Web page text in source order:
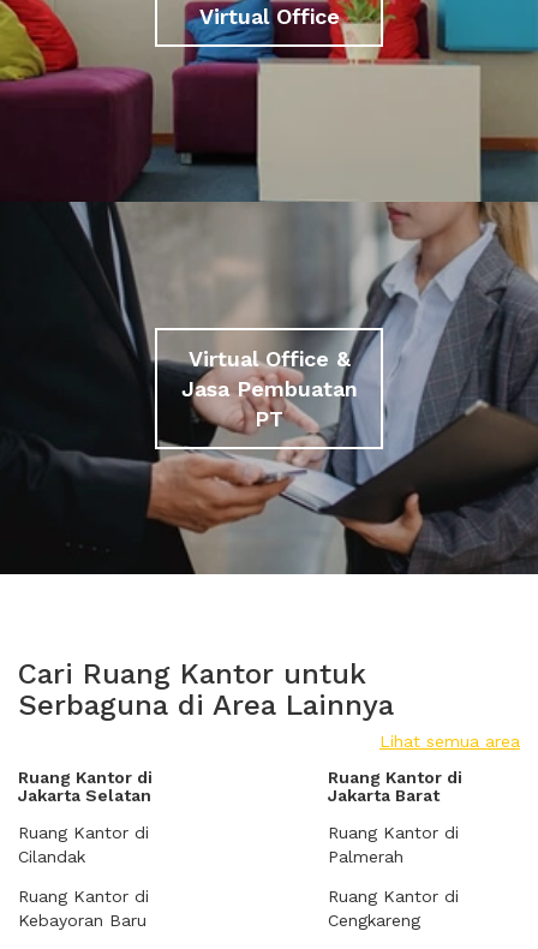
Virtual Office
Virtual Office &
Jasa Pembuatan
PT
Cari Ruang Kantor untuk
Serbaguna di Area Lainnya
Lihat semua area
Ruang Kantor di
Jakarta Selatan
Ruang Kantor di
Cilandak
Ruang Kantor di
Kebayoran Baru
Ruang Kantor di
Jakarta Barat
Ruang Kantor di
Palmerah
Ruang Kantor di
Cengkareng